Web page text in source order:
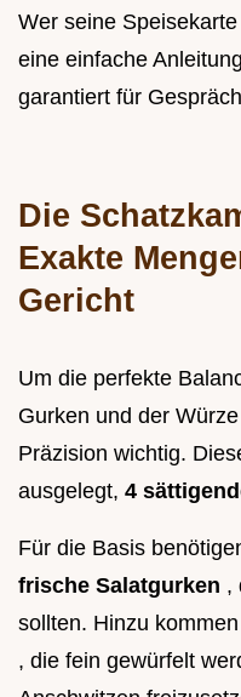
Wer seine
eine einfache
garantiert für
Die
Exakte
Gericht
Um die perfekte
Gurken und der
Präzision wichtig.
ausgelegt, 4
Für die Basis
frische Salatgurken ,
sollten. Hinzu kommen
, die fein gewürfelt